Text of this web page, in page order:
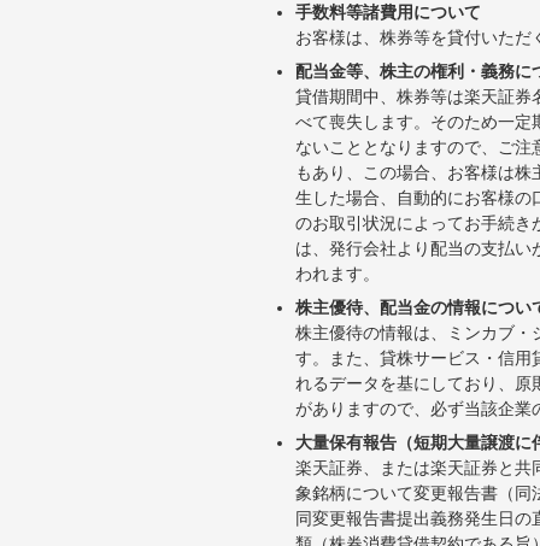
手数料等諸費用について
お客様は、株券等を貸付いた
配当金等、株主の権利・義務に
貸借期間中、株券等は楽天証
べて喪失します。そのため一
ないこととなりますので、ご
もあり、この場合、お客様は
生した場合、自動的にお客様
のお取引状況によってお手続
は、発行会社より配当の支払
われます。
株主優待、配当金の情報につい
株主優待の情報は、ミンカブ
す。また、貸株サービス・信
れるデータを基にしており、
がありますので、必ず当該企
大量保有報告（短期大量譲渡
楽天証券、または楽天証券と
象銘柄について変更報告書（
同変更報告書提出義務発生日